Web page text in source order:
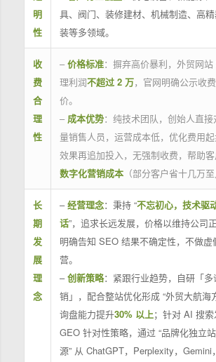
明
性
具、阀门、装修建材、机械制造、高
装等多领域。
收
费
合
理
性
– 价格标准：摒弃高价暴利，外贸网
理利润不超过 2 万，官网明确公示收
价。
– 成本优势：纯技术团队，创始人直
量销售人员，运营成本低，优化费用
效果再追加投入，无强制收费，帮助
数字化营销成本（部分客户省十几万至
长
期
发
展
理
念
–经营理念：秉持 “不忘初心，技术驱
话”，追求长远发展，价格以维持公司
明确告知 SEO 结果不确定性，不做虚
营。
–创新策略：紧跟行业趋势，自研「
销」，配合整站优化形成 “外贸大航海
询盘能力提升30% 以上；针对 AI 搜
GEO 针对性策略，通过 “品牌化独立
源” 从 ChatGPT，Perplexity，Gemini